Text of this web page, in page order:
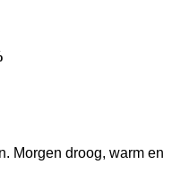
Morgen droog, warm en